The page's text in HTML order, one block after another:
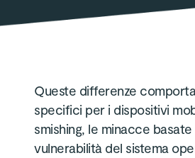
Queste differenze
specifici per i dispositivi
smishing, le minacce
vulnerabilità del sistema